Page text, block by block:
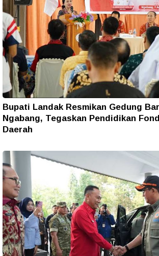
Bupati Landak Resmikan Gedung
Ngabang, Tegaskan Pendidikan
Daerah